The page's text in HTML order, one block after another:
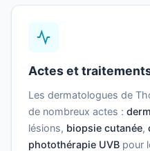
Actes et
Les dermatologues de
de nombreux actes :
lésions, biopsie cutanée,
photothérapie UVB pour